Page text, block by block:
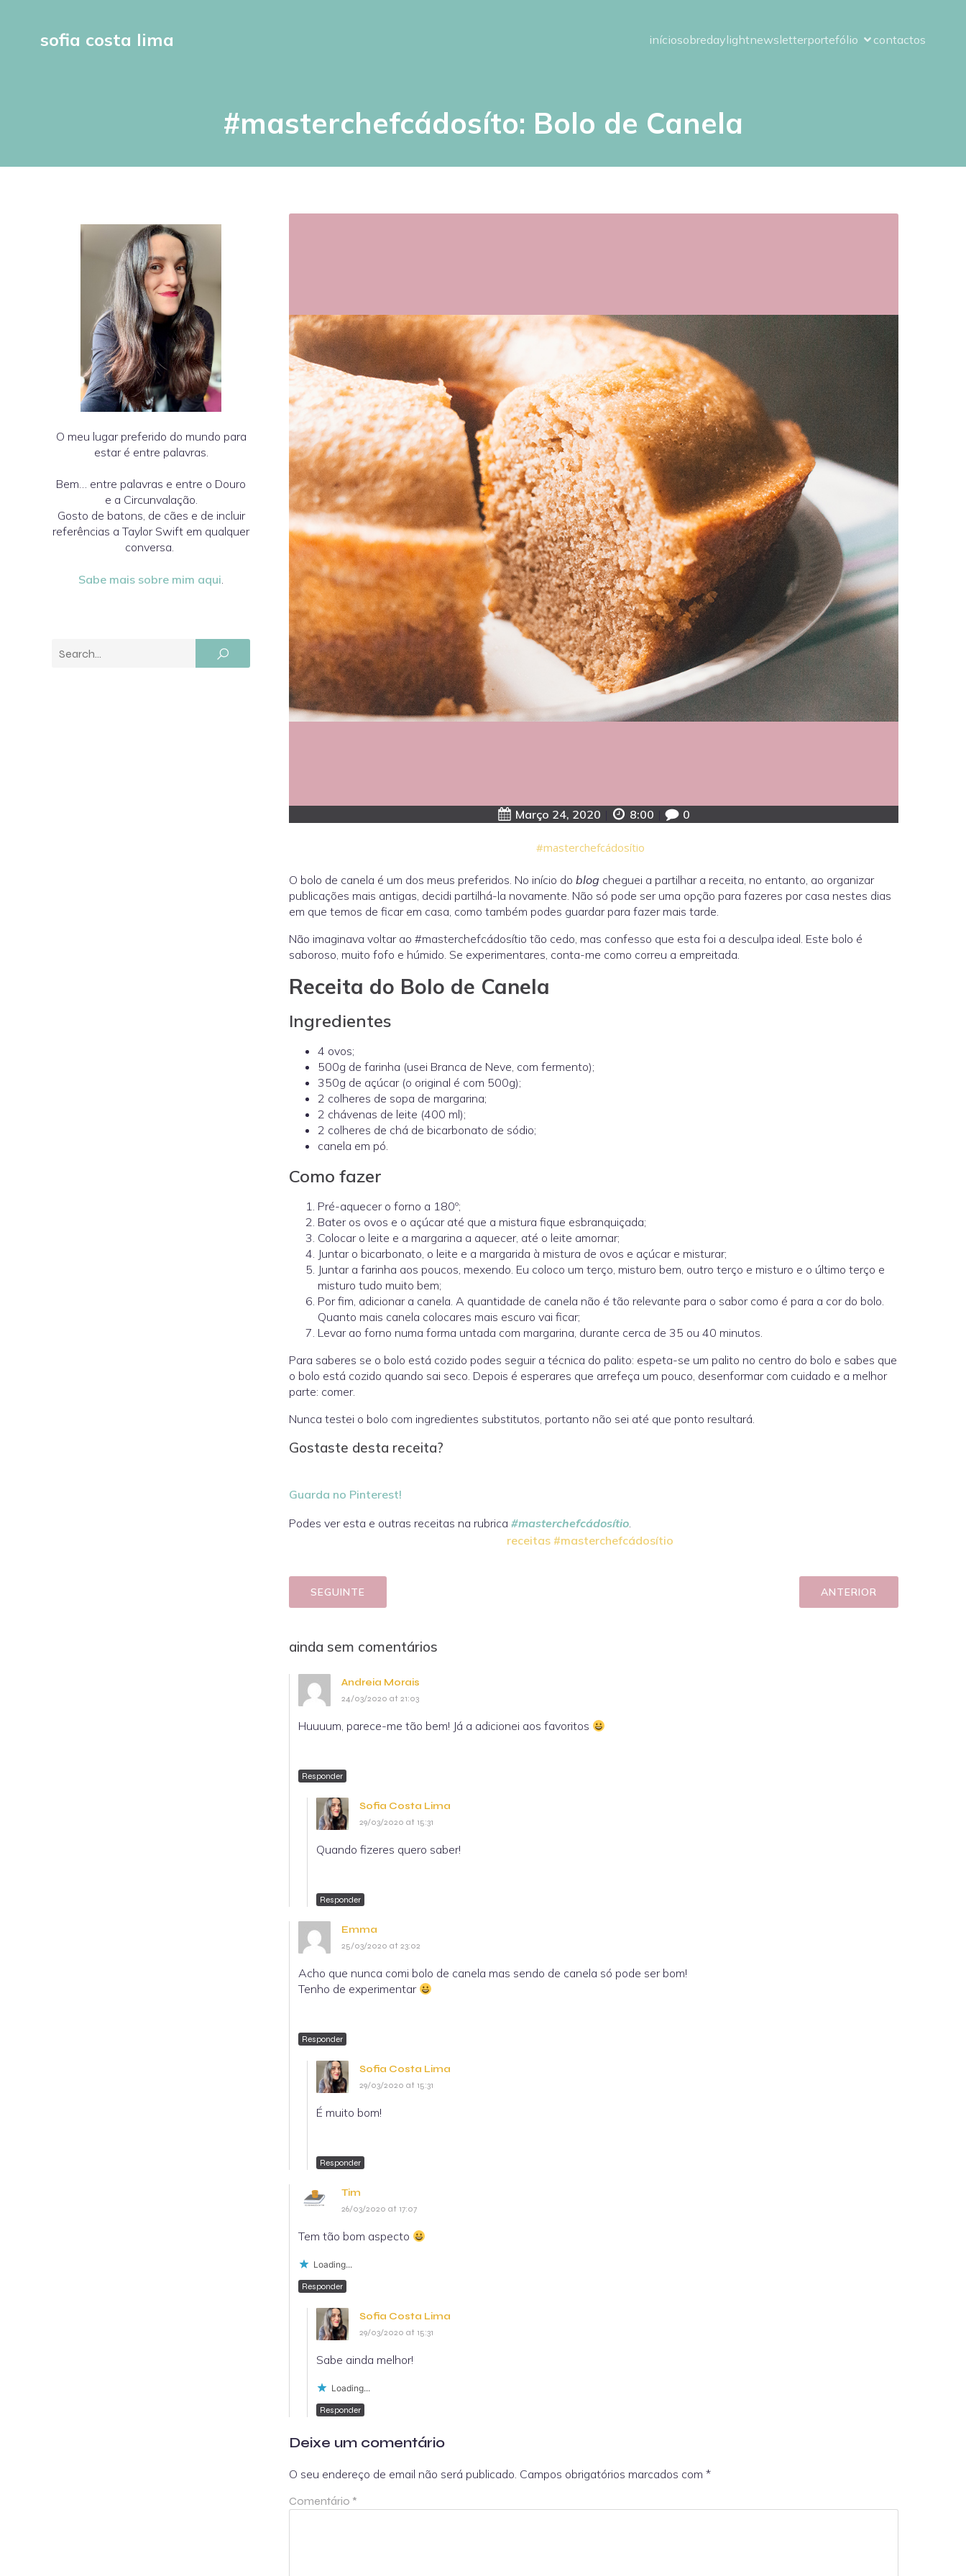
sofia costa lima iníciosobredaylightnewsletterportefólio contactos
#masterchefcádosíto: Bolo de Canela
O meu lugar preferido do mundo para
estar é entre palavras.
Bem… entre palavras e entre o Douro
e a Circunvalação.
Gosto de batons, de cães e de incluir
referências a Taylor Swift em qualquer
conversa.
Sabe mais sobre mim aqui.
Março 24, 2020 8:00 0
#masterchefcádosítio
O bolo de canela é um dos meus preferidos. No início do blog cheguei a partilhar a receita, no entanto, ao organizar
publicações mais antigas, decidi partilhá-la novamente. Não só pode ser uma opção para fazeres por casa nestes dias
em que temos de ficar em casa, como também podes guardar para fazer mais tarde.
Não imaginava voltar ao #masterchefcádosítio tão cedo, mas confesso que esta foi a desculpa ideal. Este bolo é
saboroso, muito fofo e húmido. Se experimentares, conta-me como correu a empreitada.
Receita do Bolo de Canela
Ingredientes
4 ovos;
500g de farinha (usei Branca de Neve, com fermento);
350g de açúcar (o original é com 500g);
2 colheres de sopa de margarina;
2 chávenas de leite (400 ml);
2 colheres de chá de bicarbonato de sódio;
canela em pó.
Como fazer
Pré-aquecer o forno a 180º;
Bater os ovos e o açúcar até que a mistura fique esbranquiçada;
Colocar o leite e a margarina a aquecer, até o leite amornar;
Juntar o bicarbonato, o leite e a margarida à mistura de ovos e açúcar e misturar;
Juntar a farinha aos poucos, mexendo. Eu coloco um terço, misturo bem, outro terço e misturo e o último terço e
misturo tudo muito bem;
Por fim, adicionar a canela. A quantidade de canela não é tão relevante para o sabor como é para a cor do bolo.
Quanto mais canela colocares mais escuro vai ficar;
Levar ao forno numa forma untada com margarina, durante cerca de 35 ou 40 minutos.
Para saberes se o bolo está cozido podes seguir a técnica do palito: espeta-se um palito no centro do bolo e sabes que
o bolo está cozido quando sai seco. Depois é esperares que arrefeça um pouco, desenformar com cuidado e a melhor
parte: comer.
Nunca testei o bolo com ingredientes substitutos, portanto não sei até que ponto resultará.
Gostaste desta receita?
Guarda no Pinterest!
Podes ver esta e outras receitas na rubrica #masterchefcádosítio.
receitas #masterchefcádosítio
SEGUINTE ANTERIOR
ainda sem comentários
Andreia Morais
24/03/2020 at 21:03
Huuuum, parece-me tão bem! Já a adicionei aos favoritos
Responder
Sofia Costa Lima
29/03/2020 at 15:31
Quando fizeres quero saber!
Responder
Emma
25/03/2020 at 23:02
Acho que nunca comi bolo de canela mas sendo de canela só pode ser bom!
Tenho de experimentar
Responder
Sofia Costa Lima
29/03/2020 at 15:31
É muito bom!
Responder
Tim
26/03/2020 at 17:07
Tem tão bom aspecto
Loading...
Responder
Sofia Costa Lima
29/03/2020 at 15:31
Sabe ainda melhor!
Loading...
Responder
Deixe um comentário
O seu endereço de email não será publicado. Campos obrigatórios marcados com *
Comentário *